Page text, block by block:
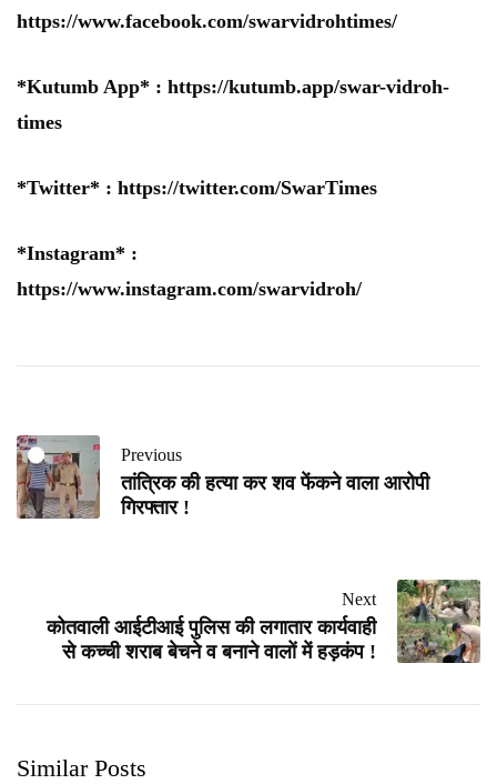
https://www.facebook.com/swarvidrohtimes/
*Kutumb App* : https://kutumb.app/swar-vidroh-
times
*Twitter* : https://twitter.com/SwarTimes
*Instagram* :
https://www.instagram.com/swarvidroh/
Previous
तांत्रिक की हत्या कर शव फेंकने वाला आरोपी
गिरफ्तार !
Next
कोतवाली आईटीआई पुलिस की लगातार कार्यवाही
से कच्ची शराब बेचने व बनाने वालों में हड़कंप !
Similar Posts